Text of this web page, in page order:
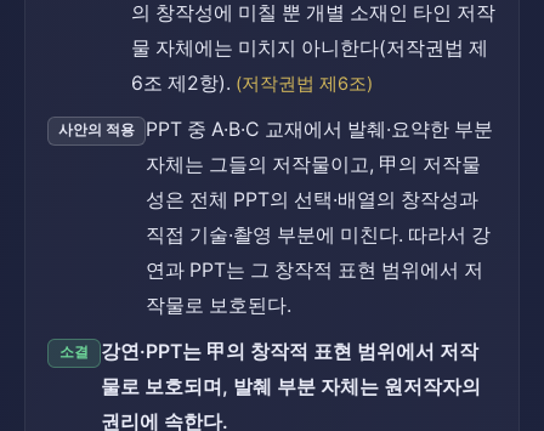
의 창작성에 미칠 뿐 개별 소재인 타인 저작
물 자체에는 미치지 아니한다(저작권법 제
6조 제2항). (저작권법 제6조)
사안의 적용
PPT 중 A·B·C 교재에서 발췌·요약한 부분
자체는 그들의 저작물이고, 甲의 저작물
성은 전체 PPT의 선택·배열의 창작성과
직접 기술·촬영 부분에 미친다. 따라서 강
연과 PPT는 그 창작적 표현 범위에서 저
작물로 보호된다.
소결
강연·PPT는 甲의 창작적 표현 범위에서 저작
물로 보호되며, 발췌 부분 자체는 원저작자의
권리에 속한다.